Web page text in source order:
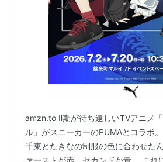
amzn.to Ⅱ期が待ち遠しいTVアニメ
ル」がスニーカーのPUMAとコラボ
千束とたきなの制服の色に合わせた
ァーストが赤、セカンドが青。 これ